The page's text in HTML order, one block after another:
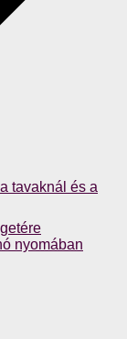
tavaknál és a
nyomában